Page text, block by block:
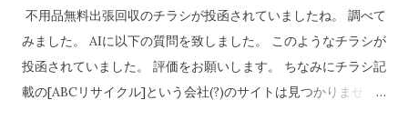
屋2-20-1」と記載されています​ CBB-SHYOJI.COM 。販売店
「charmmsho」のサイト上で表示されていた会社所在地がこ
の住所と一致している場合、一見すると所在地に関しては正式
な企業情報と合致していると言えます。 しかし、連絡先情報に
不用品無料出張回収のチラシが投函されていましたね。 調べて
みました。 AIに以下の質問を致しました。 このようなチラシが
投函されていました。 評価をお願いします。 ちなみにチラシ記
載の[ABCリサイクル]という会社(?)のサイトは見つかりません